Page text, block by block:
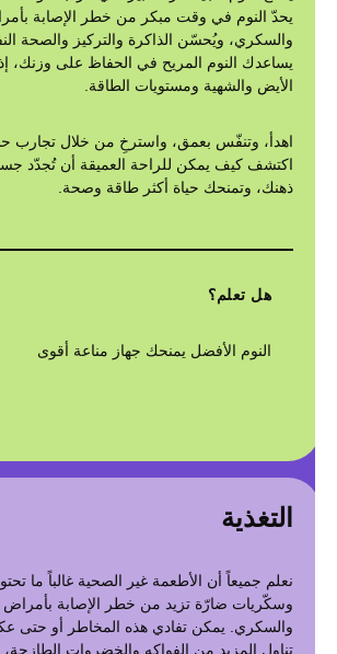
يحدّ النوم في وقت مبكر من خطر الإصابة
والسكري، ويُحسّن الذاكرة والتركيز والصحة
يساعدك النوم المريح في الحفاظ على وزنك، إذ
الأيض والشهية ومستويات الطاقة.
اهدأ، وتنفّس بعمق، واسترخِ من خلال تجارب
اكتشف كيف يمكن للراحة العميقة أن تُجدّد
ذهنك، وتمنحك حياة أكثر طاقة وصحة.
هل تعلم؟
النوم الأفضل يمنحك جهاز مناعة أقوى
التغذية
نعلم جميعاً أن الأطعمة غير الصحية غالباً ما
وسكّريات ضارّة تزيد من خطر الإصابة بأمراض
والسكري. يمكن تفادي هذه المخاطر أو حتى
تناول المزيد من الفواكه والخضروات الطازجة،